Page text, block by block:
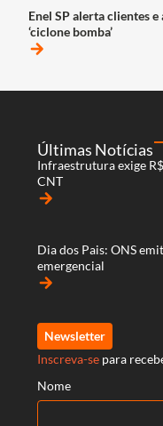
Enel SP alerta clientes
‘ciclone bomba’
arrow_forward
Últimas Notícias
Infraestrutura exige
CNT
arrow_forward
Dia dos Pais: ONS
emergencial
arrow_forward
Newsletter
Inscreva-se para
Nome